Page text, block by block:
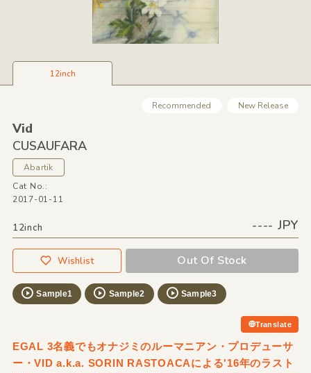
12inch
Recommended New Release
Vid
CUSAUFARA
Abartik
Cat No.:
2017-01-11
12inch ---- JPY
Wishlist Out Of Stock
Sample1 Sample2 Sample3
Translate
EGAL 3名義でもオナジミのルーマニアン・プロデューサ
ー・VID a.k.a. SORIN RASTOACAによる'16年のラスト